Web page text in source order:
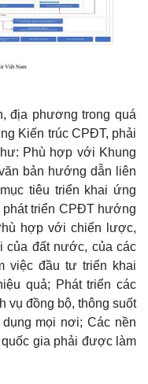
địa phương trong quá
Kiến trúc CPĐT, phải
Phù hợp với Khung
bản hướng dẫn liên
tiêu triển khai ứng
phát triển CPĐT hướng
hợp với chiến lược,
của đất nước, của các
việc đầu tư triển khai
quả; Phát triển các
vụ đồng bộ, thông suốt
mọi nơi; Các nền
gia phải được làm